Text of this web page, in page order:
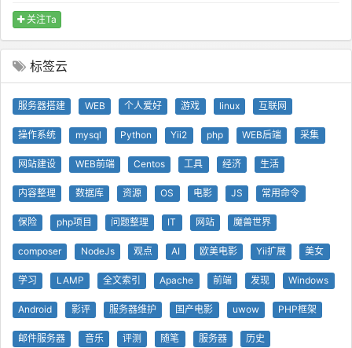
关注Ta
标签云
服务器搭建 WEB 个人爱好 游戏 linux 互联网
操作系统 mysql Python Yii2 php WEB后端 采集
网站建设 WEB前端 Centos 工具 经济 生活
内容整理 数据库 资源 OS 电影 JS 常用命令
保险 php项目 问题整理 IT 网站 魔兽世界
composer NodeJs 观点 AI 欧美电影 Yii扩展 美女
学习 LAMP 全文索引 Apache 前端 发现 Windows
Android 影评 服务器维护 国产电影 uwow PHP框架
邮件服务器 音乐 评测 随笔 服务器 历史